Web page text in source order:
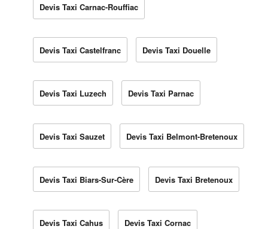
Devis Taxi Carnac-Rouffiac
Devis Taxi Castelfranc Devis Taxi Douelle
Devis Taxi Luzech Devis Taxi Parnac
Devis Taxi Sauzet Devis Taxi Belmont-Bretenoux
Devis Taxi Biars-Sur-Cère Devis Taxi Bretenoux
Devis Taxi Cahus Devis Taxi Cornac